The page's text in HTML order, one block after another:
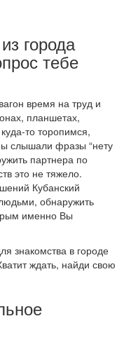
города
тебе
время на труд и
планшетах,
то торопимся,
слышали фразы “нету
партнера по
это не тяжело.
Кубанский
обнаружить
именно Вы
знакомства в городе
ждать, найди свою